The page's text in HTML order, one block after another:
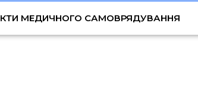
МЕДИЧНОГО САМОВРЯДУВАННЯ